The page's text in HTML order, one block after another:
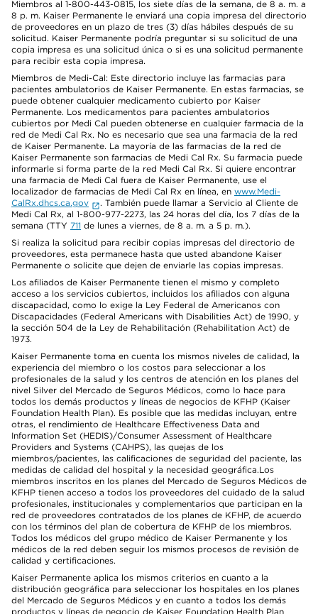
Miembros al 1-800-443-0815, los siete días de la semana, de 8 a. m. a
8 p. m. Kaiser Permanente le enviará una copia impresa del directorio
de proveedores en un plazo de tres (3) días hábiles después de su
solicitud. Kaiser Permanente podría preguntar si su solicitud de una
copia impresa es una solicitud única o si es una solicitud permanente
para recibir esta copia impresa.
Miembros de Medi-Cal: Este directorio incluye las farmacias para
pacientes ambulatorios de Kaiser Permanente. En estas farmacias, se
puede obtener cualquier medicamento cubierto por Kaiser
Permanente. Los medicamentos para pacientes ambulatorios
cubiertos por Medi Cal pueden obtenerse en cualquier farmacia de la
red de Medi Cal Rx. No es necesario que sea una farmacia de la red
de Kaiser Permanente. La mayoría de las farmacias de la red de
Kaiser Permanente son farmacias de Medi Cal Rx. Su farmacia puede
informarle si forma parte de la red Medi Cal Rx. Si quiere encontrar
una farmacia de Medi Cal fuera de Kaiser Permanente, use el
localizador de farmacias de Medi Cal Rx en línea, en www.Medi-
CalRx.dhcs.ca.gov
. También puede llamar a Servicio al Cliente de
Medi Cal Rx, al 1-800-977-2273, las 24 horas del día, los 7 días de la
semana (TTY 711 de lunes a viernes, de 8 a. m. a 5 p. m.).
Si realiza la solicitud para recibir copias impresas del directorio de
proveedores, esta permanece hasta que usted abandone Kaiser
Permanente o solicite que dejen de enviarle las copias impresas.
Los afiliados de Kaiser Permanente tienen el mismo y completo
acceso a los servicios cubiertos, incluidos los afiliados con alguna
discapacidad, como lo exige la Ley Federal de Americanos con
Discapacidades (Federal Americans with Disabilities Act) de 1990, y
la sección 504 de la Ley de Rehabilitación (Rehabilitation Act) de
1973.
Kaiser Permanente toma en cuenta los mismos niveles de calidad, la
experiencia del miembro o los costos para seleccionar a los
profesionales de la salud y los centros de atención en los planes del
nivel Silver del Mercado de Seguros Médicos, como lo hace para
todos los demás productos y líneas de negocios de KFHP (Kaiser
Foundation Health Plan). Es posible que las medidas incluyan, entre
otras, el rendimiento de Healthcare Effectiveness Data and
Information Set (HEDIS)/Consumer Assessment of Healthcare
Providers and Systems (CAHPS), las quejas de los
miembros/pacientes, las calificaciones de seguridad del paciente, las
medidas de calidad del hospital y la necesidad geográfica.Los
miembros inscritos en los planes del Mercado de Seguros Médicos de
KFHP tienen acceso a todos los proveedores del cuidado de la salud
profesionales, institucionales y complementarios que participan en la
red de proveedores contratados de los planes de KFHP, de acuerdo
con los términos del plan de cobertura de KFHP de los miembros.
Todos los médicos del grupo médico de Kaiser Permanente y los
médicos de la red deben seguir los mismos procesos de revisión de
calidad y certificaciones.
Kaiser Permanente aplica los mismos criterios en cuanto a la
distribución geográfica para seleccionar los hospitales en los planes
del Mercado de Seguros Médicos y en cuanto a todos los demás
productos y líneas de negocio de Kaiser Foundation Health Plan